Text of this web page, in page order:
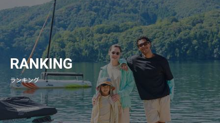
RANKING
ランキング